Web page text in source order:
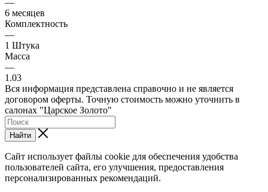
6 месяцев
Комплектность
—
1 Штука
Масса
—
1.03
Вся информация представлена справочно и не является
договором оферты. Точную стоимость можно уточнить в
салонах "Царское Золото"
Найти
Сайт использует файлы cookie для обеспечения удобства
пользователей сайта, его улучшения, предоставления
персонализированных рекомендаций.